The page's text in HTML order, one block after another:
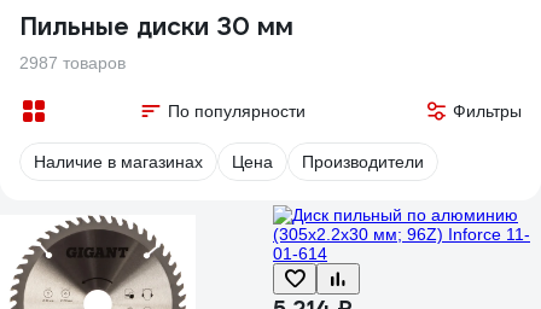
Пильные диски 30 мм
2987 товаров
По популярности Фильтры
Наличие в магазинах Цена Производители